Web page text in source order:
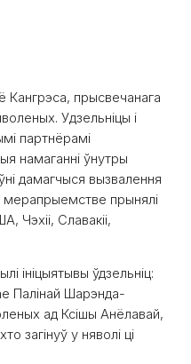
прысвечанага
Удзельніцы і
партнёрамі
намаганні ўнутры
дамагчыся вызвалення
мерапрыемстве прынялі
Чэхіі, Славакіі,
ініцыятывы ўдзельніц:
Палінай Шарэнда-
ад Ксішы Анёлавай,
загінуў у няволі ці